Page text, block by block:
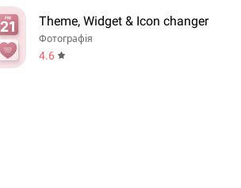
Theme, Widget & Icon changer
Фотографія
4.6